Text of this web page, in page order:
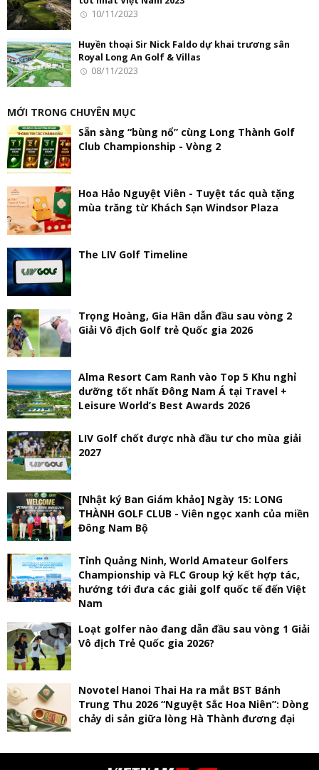
10/11/2023
Huyền thoại Sir Nick Faldo dự khai trương sân
Royal Long An Golf & Villas
08/11/2023
MỚI TRONG CHUYÊN MỤC
Sẵn sàng “bùng nổ” cùng Long Thành Golf
Club Championship - Vòng 2
Hoa Hảo Nguyệt Viên - Tuyệt tác quà tặng
mùa trăng từ Khách Sạn Windsor Plaza
The LIV Golf Timeline
Trọng Hoàng, Gia Hân dẫn đầu sau vòng 2
Giải Vô địch Golf trẻ Quốc gia 2026
Alma Resort Cam Ranh vào Top 5 Khu nghỉ
dưỡng tốt nhất Đông Nam Á tại Travel +
Leisure World’s Best Awards 2026
LIV Golf chốt được nhà đầu tư cho mùa giải
2027
[Nhật ký Ban Giám khảo] Ngày 15: LONG
THÀNH GOLF CLUB - Viên ngọc xanh của miền
Đông Nam Bộ
Tỉnh Quảng Ninh, World Amateur Golfers
Championship và FLC Group ký kết hợp tác,
hướng tới đưa các giải golf quốc tế đến Việt
Nam
Loạt golfer nào đang dẫn đầu sau vòng 1 Giải
Vô địch Trẻ Quốc gia 2026?
Novotel Hanoi Thai Ha ra mắt BST Bánh
Trung Thu 2026 “Nguyệt Sắc Hoa Niên”: Dòng
chảy di sản giữa lòng Hà Thành đương đại